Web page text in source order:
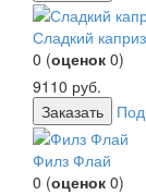
Сладкий каприз
0 (оценок 0)
9110 руб.
Заказать
Филз Флай
0 (оценок 0)